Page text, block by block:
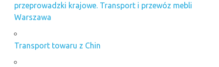
przeprowadzki krajowe. Transport i przewóz mebli
Warszawa
Transport towaru z Chin